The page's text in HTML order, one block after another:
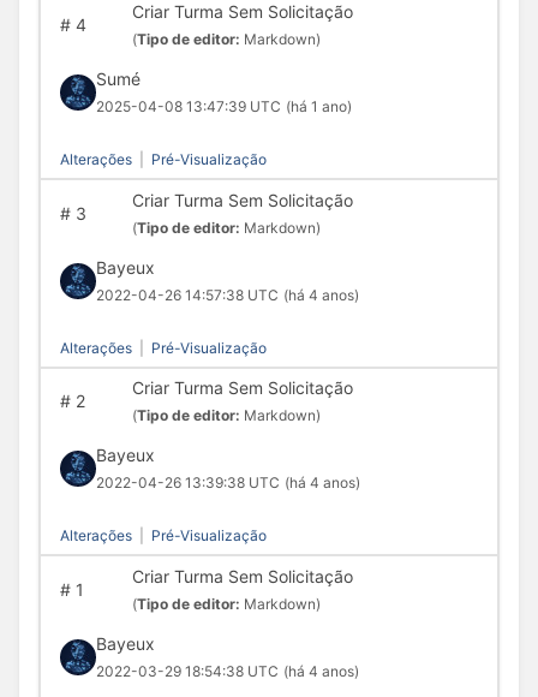
#4
Criar Turma Sem Solicitação
(Tipo de editor: Markdown)
Sumé
2025-04-08 13:47:39 UTC (há 1 ano)
Alterações Pré-Visualização
#3
Criar Turma Sem Solicitação
(Tipo de editor: Markdown)
Bayeux
2022-04-26 14:57:38 UTC (há 4 anos)
Alterações Pré-Visualização
#2
Criar Turma Sem Solicitação
(Tipo de editor: Markdown)
Bayeux
2022-04-26 13:39:38 UTC (há 4 anos)
Alterações Pré-Visualização
#1
Criar Turma Sem Solicitação
(Tipo de editor: Markdown)
Bayeux
2022-03-29 18:54:38 UTC (há 4 anos)